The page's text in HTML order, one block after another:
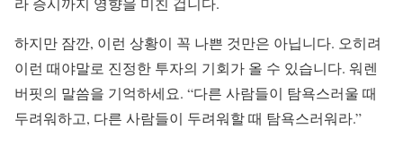
하지만 잠깐, 이런 상황이 꼭 나쁜 것만은 아닙니다. 오히려
이런 때야말로 진정한 투자의 기회가 올 수 있습니다. 워렌
버핏의 말씀을 기억하세요. “다른 사람들이 탐욕스러울 때
두려워하고, 다른 사람들이 두려워할 때 탐욕스러워라.”